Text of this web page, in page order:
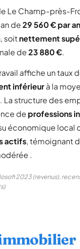
Le Champ-près-
de29 560 € par an
soitnettement
de23 880 €.
affiche un taux
inférieurà la
La structure des
de professions
économique local
actifs, témoignant
.
2023 (revenus),